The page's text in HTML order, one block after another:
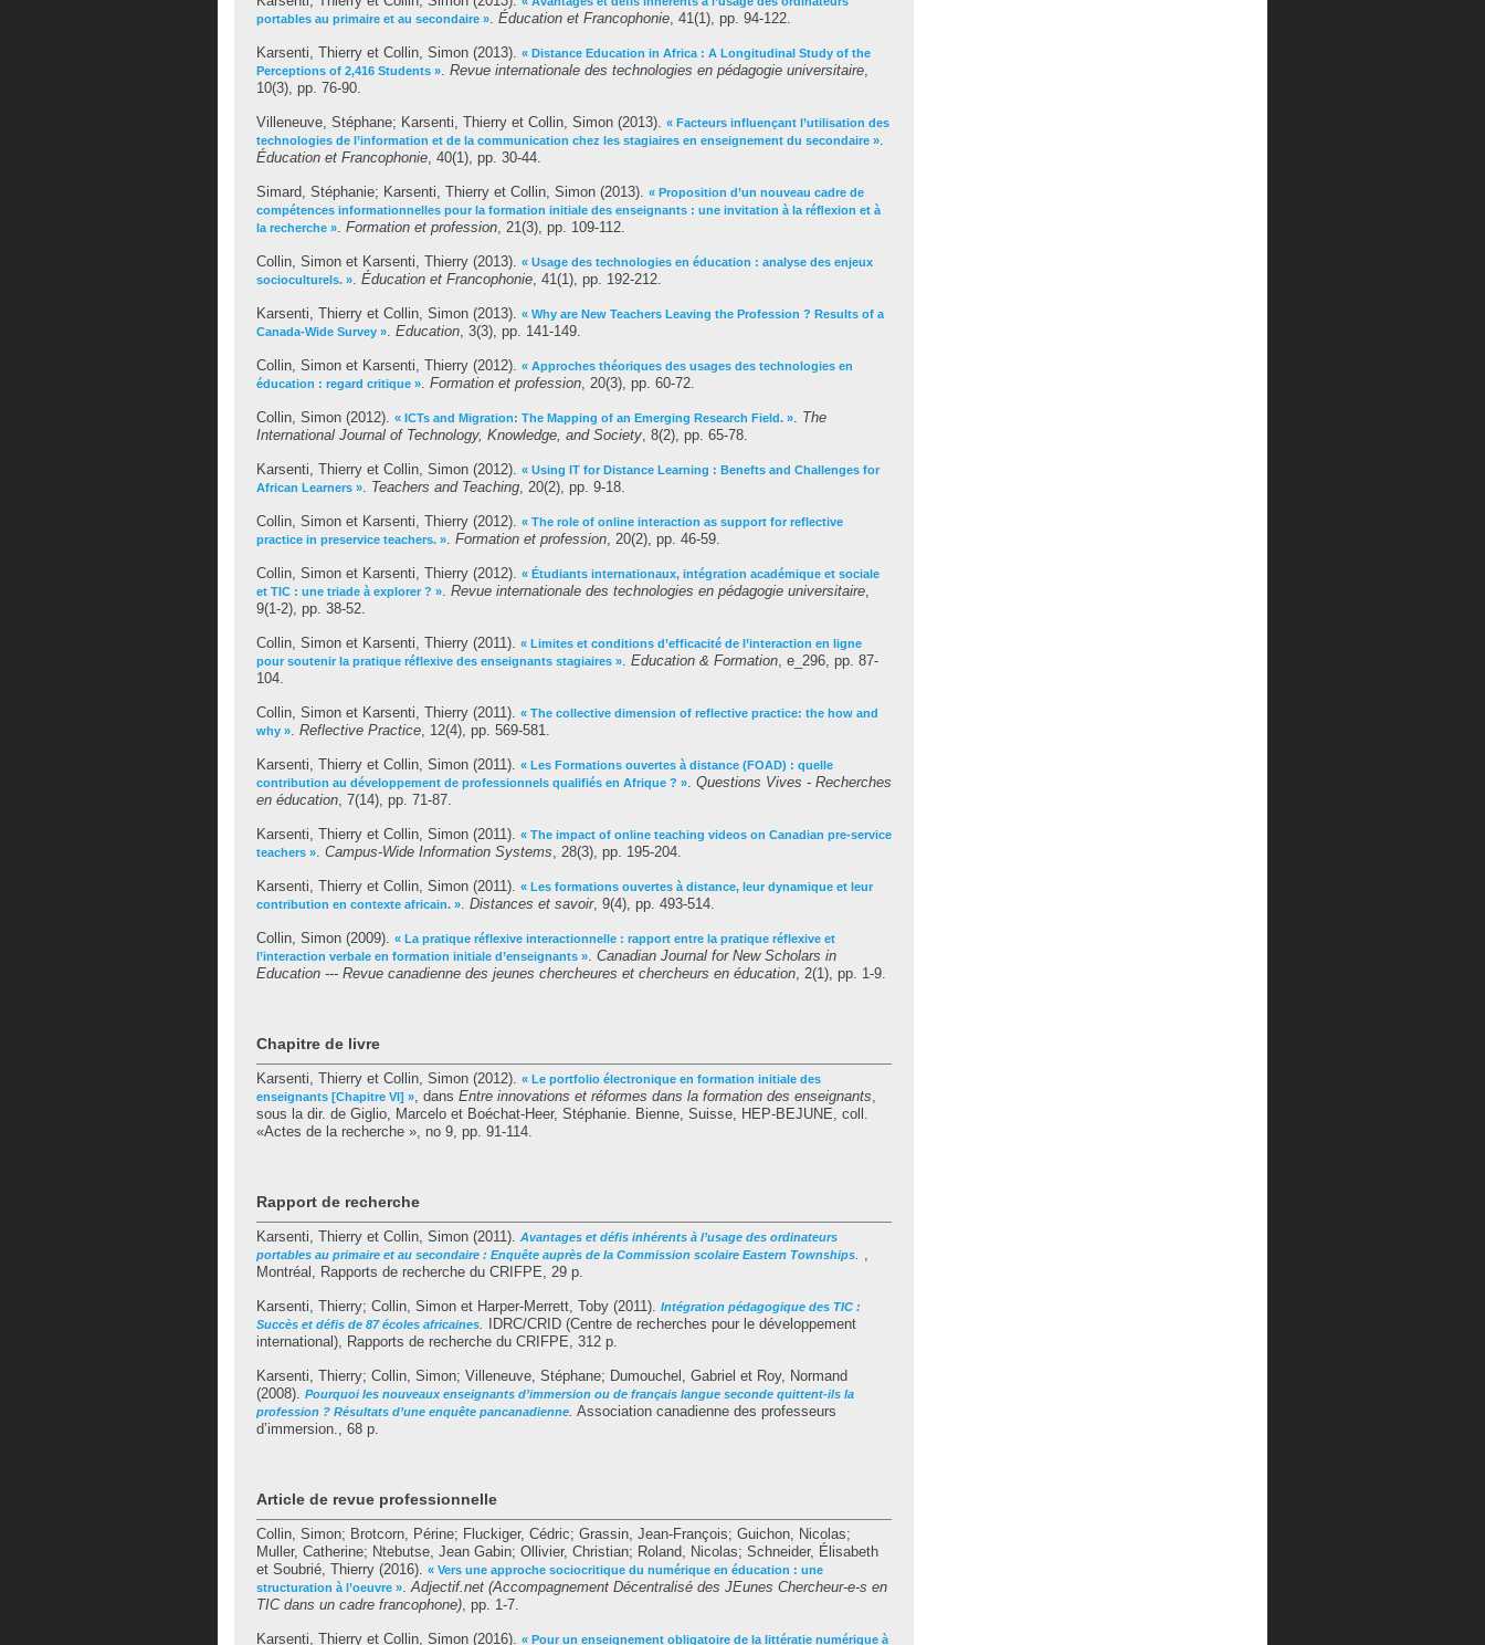
portables au primaire et au secondaire ». Éducation et Francophonie, 41(1), pp. 94-122.
Karsenti, Thierry et Collin, Simon (2013). « Distance Education in Africa : A Longitudinal Study of the
Perceptions of 2,416 Students ». Revue internationale des technologies en pédagogie universitaire,
10(3), pp. 76-90.
Villeneuve, Stéphane; Karsenti, Thierry et Collin, Simon (2013). « Facteurs influençant l’utilisation des
technologies de l’information et de la communication chez les stagiaires en enseignement du secondaire ».
Éducation et Francophonie, 40(1), pp. 30-44.
Simard, Stéphanie; Karsenti, Thierry et Collin, Simon (2013). « Proposition d’un nouveau cadre de
compétences informationnelles pour la formation initiale des enseignants : une invitation à la réﬂexion et à
la recherche ». Formation et profession, 21(3), pp. 109-112.
Collin, Simon et Karsenti, Thierry (2013). « Usage des technologies en éducation : analyse des enjeux
socioculturels. ». Éducation et Francophonie, 41(1), pp. 192-212.
Karsenti, Thierry et Collin, Simon (2013). « Why are New Teachers Leaving the Profession ? Results of a
Canada-Wide Survey ». Education, 3(3), pp. 141-149.
Collin, Simon et Karsenti, Thierry (2012). « Approches théoriques des usages des technologies en
éducation : regard critique ». Formation et profession, 20(3), pp. 60-72.
Collin, Simon (2012). « ICTs and Migration: The Mapping of an Emerging Research Field. ». The
International Journal of Technology, Knowledge, and Society, 8(2), pp. 65-78.
Karsenti, Thierry et Collin, Simon (2012). « Using IT for Distance Learning : Benefts and Challenges for
African Learners ». Teachers and Teaching, 20(2), pp. 9-18.
Collin, Simon et Karsenti, Thierry (2012). « The role of online interaction as support for reflective
practice in preservice teachers. ». Formation et profession, 20(2), pp. 46-59.
Collin, Simon et Karsenti, Thierry (2012). « Étudiants internationaux, intégration académique et sociale
et TIC : une triade à explorer ? ». Revue internationale des technologies en pédagogie universitaire,
9(1-2), pp. 38-52.
Collin, Simon et Karsenti, Thierry (2011). « Limites et conditions d’efficacité de l’interaction en ligne
pour soutenir la pratique réflexive des enseignants stagiaires ». Education & Formation, e_296, pp. 87-
104.
Collin, Simon et Karsenti, Thierry (2011). « The collective dimension of reflective practice: the how and
why ». Reflective Practice, 12(4), pp. 569-581.
Karsenti, Thierry et Collin, Simon (2011). « Les Formations ouvertes à distance (FOAD) : quelle
contribution au développement de professionnels qualifiés en Afrique ? ». Questions Vives - Recherches
en éducation, 7(14), pp. 71-87.
Karsenti, Thierry et Collin, Simon (2011). « The impact of online teaching videos on Canadian pre-service
teachers ». Campus-Wide Information Systems, 28(3), pp. 195-204.
Karsenti, Thierry et Collin, Simon (2011). « Les formations ouvertes à distance, leur dynamique et leur
contribution en contexte africain. ». Distances et savoir, 9(4), pp. 493-514.
Collin, Simon (2009). « La pratique réflexive interactionnelle : rapport entre la pratique réflexive et
l’interaction verbale en formation initiale d’enseignants ». Canadian Journal for New Scholars in
Education --- Revue canadienne des jeunes chercheures et chercheurs en éducation, 2(1), pp. 1-9.
Chapitre de livre
Karsenti, Thierry et Collin, Simon (2012). « Le portfolio électronique en formation initiale des
enseignants [Chapitre VI] », dans Entre innovations et réformes dans la formation des enseignants,
sous la dir. de Giglio, Marcelo et Boéchat-Heer, Stéphanie. Bienne, Suisse, HEP-BEJUNE, coll.
«Actes de la recherche », no 9, pp. 91-114.
Rapport de recherche
Karsenti, Thierry et Collin, Simon (2011). Avantages et défis inhérents à l’usage des ordinateurs
portables au primaire et au secondaire : Enquête auprès de la Commission scolaire Eastern Townships. ,
Montréal, Rapports de recherche du CRIFPE, 29 p.
Karsenti, Thierry; Collin, Simon et Harper-Merrett, Toby (2011). Intégration pédagogique des TIC :
Succès et défis de 87 écoles africaines.
IDRC/CRID (Centre de recherches pour le développement
international), Rapports de recherche du CRIFPE, 312 p.
Karsenti, Thierry; Collin, Simon; Villeneuve, Stéphane; Dumouchel, Gabriel et Roy, Normand
(2008). Pourquoi les nouveaux enseignants d’immersion ou de français langue seconde quittent-ils la
profession ? Résultats d’une enquête pancanadienne. Association canadienne des professeurs
d’immersion., 68 p.
Article de revue professionnelle
Collin, Simon; Brotcorn, Périne; Fluckiger, Cédric; Grassin, Jean-François; Guichon, Nicolas;
Muller, Catherine; Ntebutse, Jean Gabin; Ollivier, Christian; Roland, Nicolas; Schneider, Élisabeth
et Soubrié, Thierry (2016). « Vers une approche sociocritique du numérique en éducation : une
structuration à l’oeuvre ».Adjectif.net (Accompagnement Décentralisé des JEunes Chercheur-e-s en
TIC dans un cadre francophone), pp. 1-7.
Karsenti, Thierry et Collin, Simon (2016). « Pour un enseignement obligatoire de la littératie numérique à